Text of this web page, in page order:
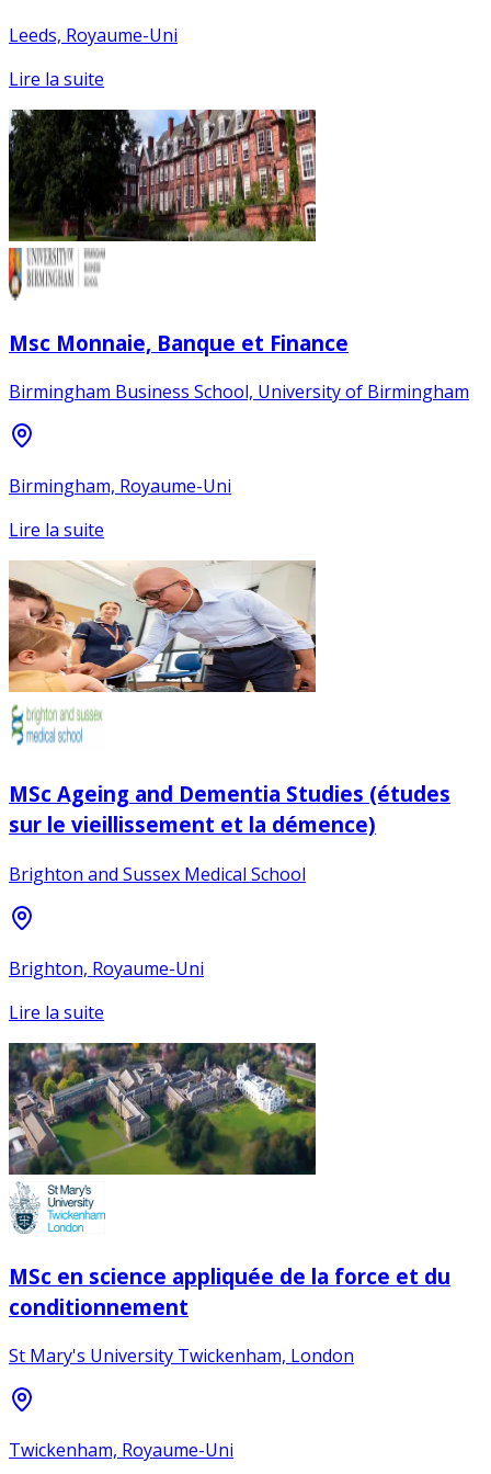
Leeds, Royaume-Uni
Lire la suite
Msc Monnaie, Banque et Finance
Birmingham Business School, University of Birmingham
Birmingham, Royaume-Uni
Lire la suite
MSc Ageing and Dementia Studies (études
sur le vieillissement et la démence)
Brighton and Sussex Medical School
Brighton, Royaume-Uni
Lire la suite
MSc en science appliquée de la force et du
conditionnement
St Mary's University Twickenham, London
Twickenham, Royaume-Uni